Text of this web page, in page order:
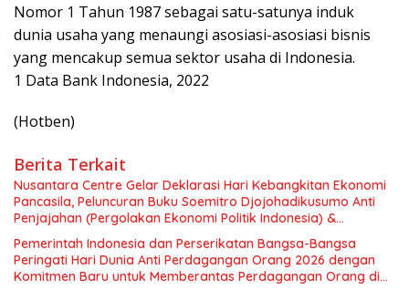
Nomor 1 Tahun 1987 sebagai satu-satunya induk
dunia usaha yang menaungi asosiasi-asosiasi bisnis
yang mencakup semua sektor usaha di Indonesia.
1 Data Bank Indonesia, 2022
(Hotben)
Berita Terkait
Nusantara Centre Gelar Deklarasi Hari Kebangkitan Ekonomi
Pancasila, Peluncuran Buku Soemitro Djojohadikusumo Anti
Penjajahan (Pergolakan Ekonomi Politik Indonesia) &
Simposium Nasional “Urgensi Undang-Undang Perekonomian
Nasional dan Kesejahteraan Sosial dalam Menata Bangsa
Menuju Indonesia Emas 2045”,
Pemerintah Indonesia dan Perserikatan Bangsa-Bangsa
Peringati Hari Dunia Anti Perdagangan Orang 2026 dengan
Komitmen Baru untuk Memberantas Perdagangan Orang di